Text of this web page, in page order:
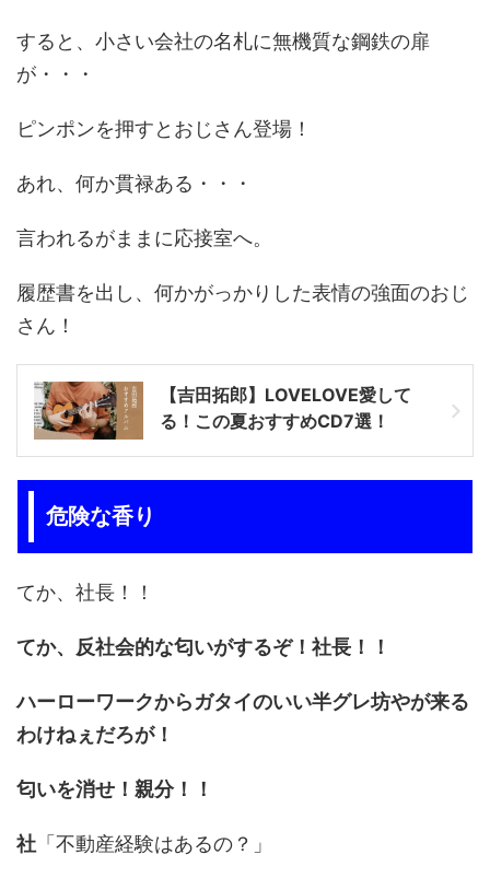
すると、小さい会社の名札に無機質な鋼鉄の扉
が・・・
ピンポンを押すとおじさん登場！
あれ、何か貫禄ある・・・
言われるがままに応接室へ。
履歴書を出し、何かがっかりした表情の強面のおじ
さん！
【吉田拓郎】LOVELOVE愛して
る！この夏おすすめCD7選！
危険な香り
てか、社長！！
てか、反社会的な匂いがするぞ！社長！！
ハーローワークからガタイのいい半グレ坊やが来る
わけねぇだろが！
匂いを消せ！親分！！
社 「不動産経験はあるの？」